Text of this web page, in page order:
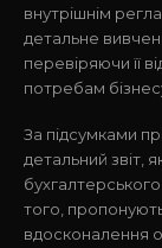
внутрішнім
детальне
перевіряючи її
потребам
За підсумками
детальний звіт,
того,
вдосконалення